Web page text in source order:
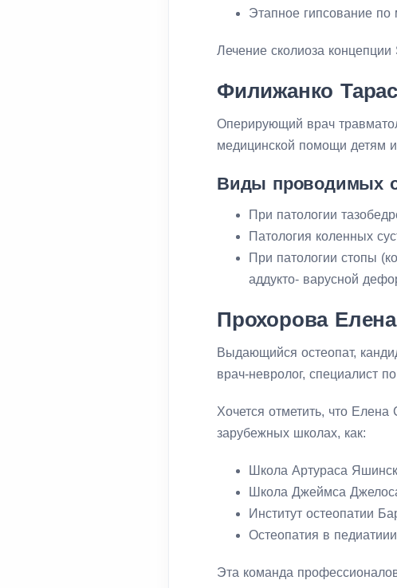
Этапное гипсование по
Лечение сколиоза
Филижанко
Оперирующий врач
медицинской помощи детям
Виды проводимых
При патологии
Патология коленных
При патологии стопы
аддукто- варусной
Прохорова
Выдающийся остеопат,
врач-невролог, специалист
Хочется отметить, что
зарубежных школах, как:
Школа Артураса
Школа Джеймса
Институт остеопатии
Остеопатия в
Эта команда